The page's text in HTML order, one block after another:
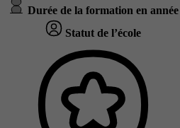
Durée de la formation en année
Statut de l’école